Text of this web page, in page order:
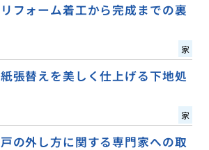
フォーム着工から完成までの裏
家
張替えを美しく仕上げる下地処
家
の外し方に関する専門家への取